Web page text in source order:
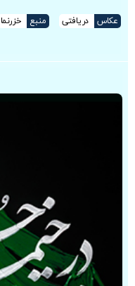
عکاس دریافتی منبع
خزرنما